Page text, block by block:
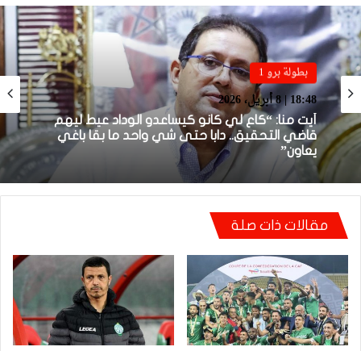
بطولة برو 1
18:48 | 8 أبريل، 2026
أيت منا: “كاع لي كانو كيساعدو الوداد عيط ليهم
يعاون”
بطولة برو 1
22:23 | 6 أبريل، 2026
توالي النتائج السلبية يلاحق الوداد الرياضي بعد
تعادل جديد أمام الدفاع الحسني الجديدي
مقالات ذات صلة